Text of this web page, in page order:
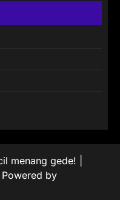
menang gede!
Powered by